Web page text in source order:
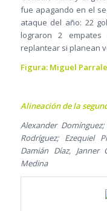
fue apagando en el
ataque del año: 22
lograron 2
replantear si planean
Figura: Miguel
Alineación de la
Alexander
Rodríguez; Ezequiel
Damián Díaz, Janner
Medina